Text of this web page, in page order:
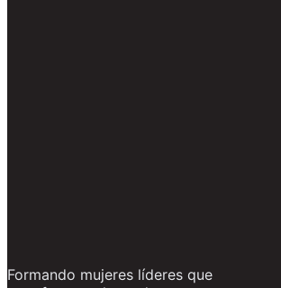
Formando mujeres líderes que